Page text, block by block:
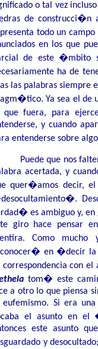
o tal vez
de construcci�n
todo un
en los que
de este �mbito
ha de
las palabras siempre
Ya sea el de
que fuera, para
y cuando
entenderse sobre
Puede que nos
acertada, y
quer�amos decir,
es ambiguo y,
giro hace pensar
Como
en �decir la
correspondencia con
tom� este
a otro lo que piensa
eufemismo. Si era
el asunto en
este asunto
y